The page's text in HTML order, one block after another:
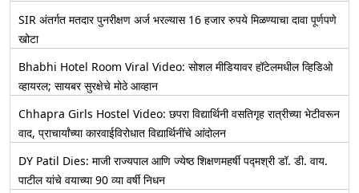
SIR अंतर्गत मतदार पुनरीक्षण अर्ज भरल्यास 16 हजार रुपये मिळण्याचा दावा पूर्णपणे
खोटा
Bhabhi Hotel Room Viral Video: सोशल मीडियावर हॉटेलमधील व्हिडिओ
व्हायरल; सायबर सुरक्षेचे मोठे आव्हान
Chhapra Girls Hostel Video: छपरा विद्यार्थिनी वसतिगृह रात्रीच्या भेटीवरून
वाद, प्राचार्यांच्या कारवाईविरोधात विद्यार्थिनींचे आंदोलन
DY Patil Dies: माजी राज्यपाल आणि ज्येष्ठ शिक्षणमहर्षी पद्मश्री डॉ. डी. वाय.
पाटील यांचे वयाच्या 90 व्या वर्षी निधन